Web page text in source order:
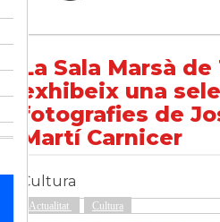
La Sala Marsà
exhibeix una
fotografies de
Martí Carnicer
Cultura
Actualitat Cultura